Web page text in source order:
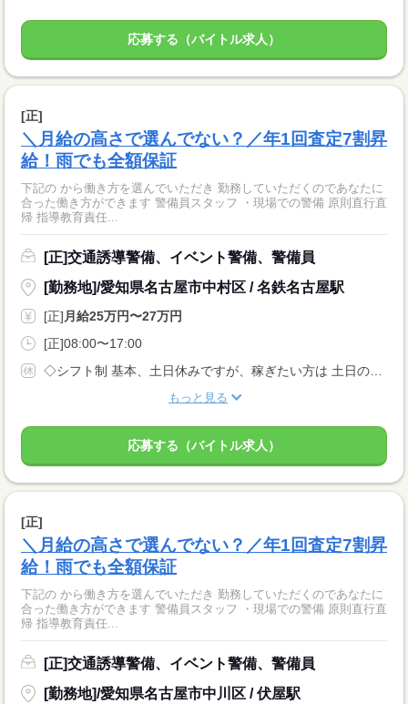
応募する（バイトル求人）
[正]
＼月給の高さで選んでない？／年1回査定7割昇
給！雨でも全額保証
下記の から働き方を選んでいただき 勤務していただくのであなたに
合った働き方ができます 警備員スタッフ ・現場での警備 原則直行直
帰 指導教育責任...
[正]交通誘導警備、イベント警備、警備員
[勤務地]/愛知県名古屋市中村区 / 名鉄名古屋駅
[正]月給25万円〜27万円
[正]08:00〜17:00
◇シフト制 基本、土日休みですが、稼ぎたい方は 土日のシフトに入ることも可能！ ◆休日休暇は自由！ あなたの休みたいときに休める♪ 休み希望も平日に出したり と自由にシフトが組めます！ ◆有給休暇
もっと見る
応募する（バイトル求人）
[正]
＼月給の高さで選んでない？／年1回査定7割昇
給！雨でも全額保証
下記の から働き方を選んでいただき 勤務していただくのであなたに
合った働き方ができます 警備員スタッフ ・現場での警備 原則直行直
帰 指導教育責任...
[正]交通誘導警備、イベント警備、警備員
[勤務地]/愛知県名古屋市中川区 / 伏屋駅